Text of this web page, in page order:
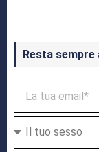
Resta